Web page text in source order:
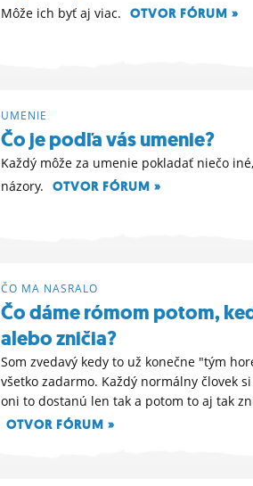
Môže ich byť aj viac. OTVOR FÓRUM »
UMENIE
Čo je podľa vás umenie?
Každý môže za umenie pokladať niečo
názory.
OTVOR FÓRUM »
ČO MA NASRALO
Čo dáme rómom potom,
alebo zničia?
Som zvedavý kedy to už konečne "tým
všetko zadarmo. Každý normálny človek
oni to dostanú len tak a potom to aj tak
OTVOR FÓRUM »